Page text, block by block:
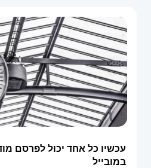
עכשיו כל אחד יכול לפרסם
במובייל